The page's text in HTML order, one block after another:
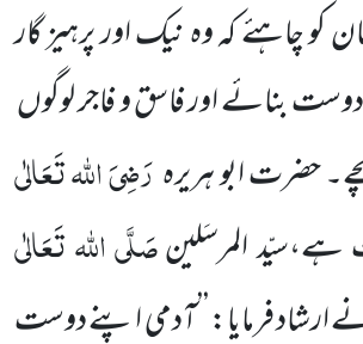
کو چاہئے کہ وہ نیک اور پرہیز گار
دوست بنائے اور فاسق و فاجر لوگوں
حضرت ابو ہریرہرَضِیَ اللہ تَعَالٰی
المرسَلینصَلَّی اللہ تَعَالٰی
ارشاد فرمایا: ’’آدمی اپنے دوست